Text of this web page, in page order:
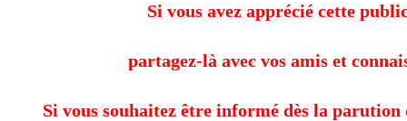
Si vous avez apprécié cette
partagez-là avec vos amis et
Si vous souhaitez être informé dès la